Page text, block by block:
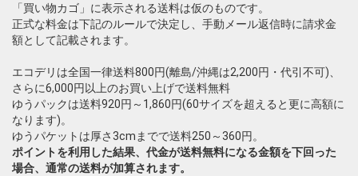
「買い物カゴ」に表示される送料は仮のものです。
正式な料金は下記のルールで決定し、手動メール返信時に請求金
額として記載されます。
エコデリは全国一律送料800円(離島/沖縄は2,200円・代引不可)、
さらに6,000円以上のお買い上げで送料無料
ゆうパックは送料920円～1,860円(60サイズを超えると更に高額に
なります)。
ゆうパケットは厚さ3cmまでで送料250～360円。
ポイントを利用した結果、代金が送料無料になる金額を下回った
場合、通常の送料が加算されます。